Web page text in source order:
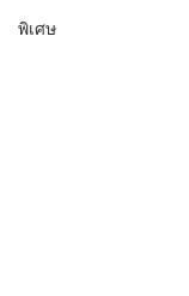
พิเศษ